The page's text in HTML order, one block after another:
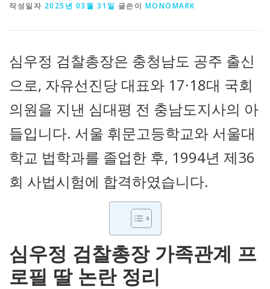
작성일자 2025년 03월 31일 글쓴이 MONOMARK
심우정 검찰총장은 충청남도 공주 출신
으로, 자유선진당 대표와 17·18대 국회
의원을 지낸 심대평 전 충남도지사의 아
들입니다. 서울 휘문고등학교와 서울대
학교 법학과를 졸업한 후, 1994년 제36
회 사법시험에 합격하였습니다.
심우정 검찰총장 가족관계 프
로필 딸 논란 정리